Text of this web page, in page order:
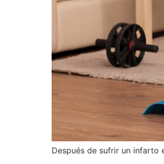
Después de sufrir un infarto